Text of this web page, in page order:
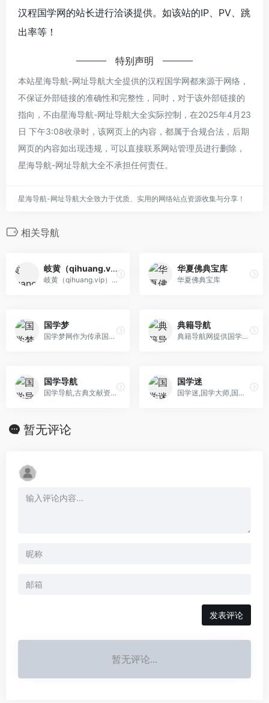
汉程国学网的站长进行洽谈提供。如该站的IP、PV、跳
出率等！
特别声明
本站星海导航-网址导航大全提供的汉程国学网都来源于网络，
不保证外部链接的准确性和完整性，同时，对于该外部链接的
指向，不由星海导航-网址导航大全实际控制，在2025年4月23
日 下午3:08收录时，该网页上的内容，都属于合规合法，后期
网页的内容如出现违规，可以直接联系网站管理员进行删除，
星海导航-网址导航大全不承担任何责任。
星海导航-网址导航大全致力于优质、实用的网络站点资源收集与分享！
相关导航
岐黄（qihuang.vip）
岐黄（qihuang.vip）以“振兴中医药事业、弘扬中医药文化”为宗旨，开设中医古籍、中药百科、方剂选粹、国学经典等基础数据库，是面向中医药从业人员、 中医药院校师生、中医药爱好者的公益性学习交流平台。
华夏佛典宝库
华夏佛典宝库
国学梦
国学梦网作为传承国学经典的网站为大家提供国学经典、唐诗宋词、古诗词大全、成语大全、历史文化等中国传统文化知识。传播国学经典 养育华夏儿女！
典籍导航
典籍导航网提供国学经典、诗词歌赋、字词句等经典国学，专注于古代各种经典的传播、注释，及经典评论，观点、名句、名言
国学导航
国学导航,古典文献资源导航，汇集全网古典文献与数字人文资源。
国学迷
国学迷,国学大师,国学大师网,国学大师官网,国学古籍网,古籍善本,古籍在线,国学经典,历史知识
暂无评论
发表评论
暂无评论...